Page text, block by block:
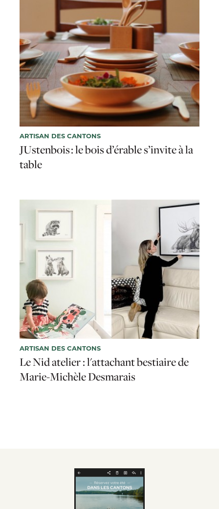
ARTISAN DES CANTONS
JUstenbois : le bois d’érable s’invite à la
table
ARTISAN DES CANTONS
Le Nid atelier : l'attachant bestiaire de
Marie-Michèle Desmarais